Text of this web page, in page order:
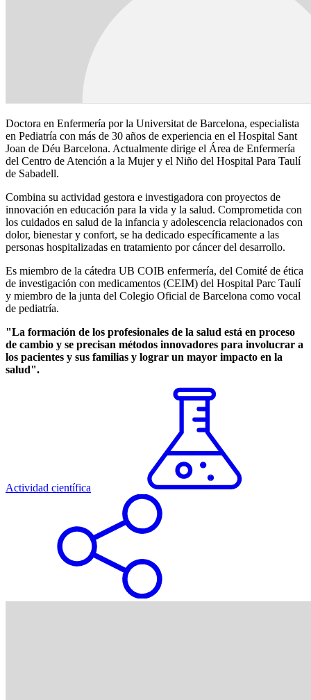
Doctora en Enfermería por la Universitat de Barcelona, especialista
en Pediatría con más de 30 años de experiencia en el Hospital Sant
Joan de Déu Barcelona. Actualmente dirige el Área de Enfermería
del Centro de Atención a la Mujer y el Niño del Hospital Para Taulí
de Sabadell.
Combina su actividad gestora e investigadora con proyectos de
innovación en educación para la vida y la salud. Comprometida con
los cuidados en salud de la infancia y adolescencia relacionados con
dolor, bienestar y confort, se ha dedicado específicamente a las
personas hospitalizadas en tratamiento por cáncer del desarrollo.
Es miembro de la cátedra UB COIB enfermería, del Comité de ética
de investigación con medicamentos (CEIM) del Hospital Parc Taulí
y miembro de la junta del Colegio Oficial de Barcelona como vocal
de pediatría.
"La formación de los profesionales de la salud está en proceso
de cambio y se precisan métodos innovadores para involucrar a
los pacientes y sus familias y lograr un mayor impacto en la
salud".
Actividad científica